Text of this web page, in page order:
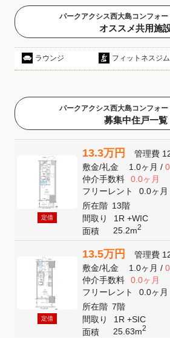
パークアクシス西大島コンフォ
オススメ共用施
ラウンジ フィットネスジム
パークアクシス西大島コンフォ
募集中住戸一覧
定借
13.3万円 管理費
敷金/礼金 1.0ヶ月/
仲介手数料
0.0ヶ月
フリーレント
0.0ヶ月
所在階 13階
間取り
1R +WIC
面積
25.2m2
定借
13.5万円 管理費
敷金/礼金 1.0ヶ月/
仲介手数料
0.0ヶ月
フリーレント
0.0ヶ月
所在階 7階
間取り
1R +SIC
面積
25.63m2